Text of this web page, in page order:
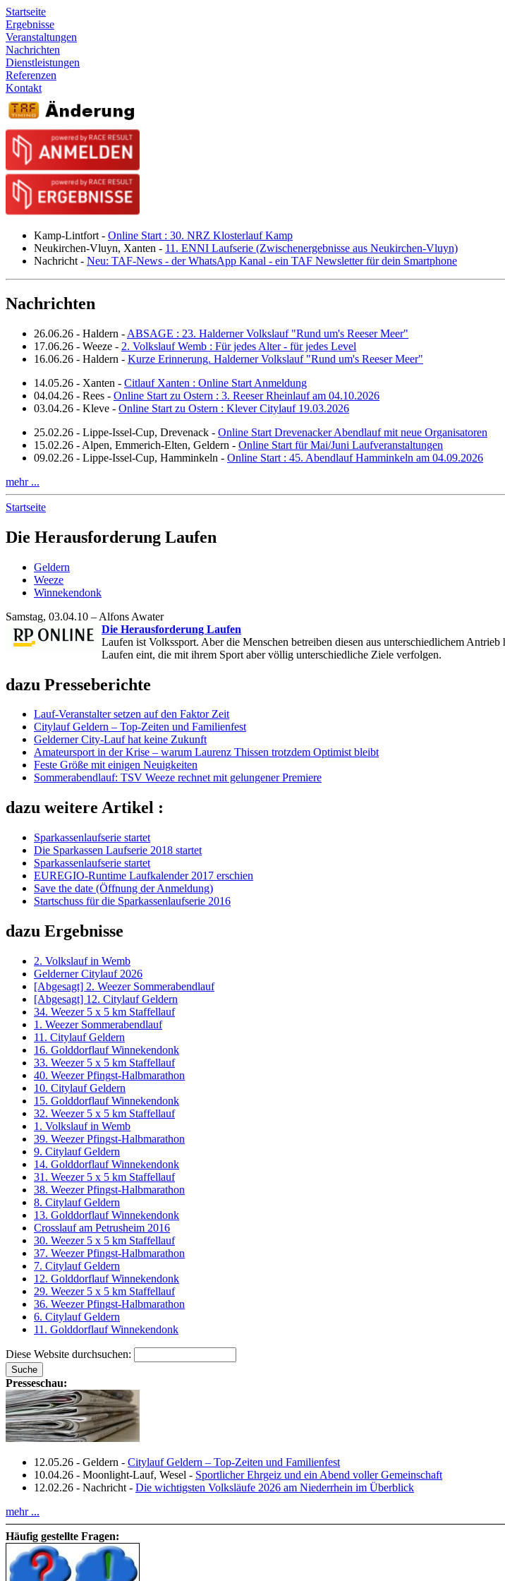
Startseite
Ergebnisse
Veranstaltungen
Nachrichten
Dienstleistungen
Referenzen
Kontakt
Kamp-Lintfort - Online Start : 30. NRZ Klosterlauf Kamp
Neukirchen-Vluyn, Xanten - 11. ENNI Laufserie (Zwischenergebnisse aus Neukirchen-Vluyn)
Nachricht - Neu: TAF-News - der WhatsApp Kanal - ein TAF Newsletter für dein Smartphone
Nachrichten
26.06.26 - Haldern - ABSAGE : 23. Halderner Volkslauf "Rund um's Reeser Meer"
17.06.26 - Weeze - 2. Volkslauf Wemb : Für jedes Alter - für jedes Level
16.06.26 - Haldern - Kurze Erinnerung. Halderner Volkslauf "Rund um's Reeser Meer"
14.05.26 - Xanten - Citlauf Xanten : Online Start Anmeldung
04.04.26 - Rees - Online Start zu Ostern : 3. Reeser Rheinlauf am 04.10.2026
03.04.26 - Kleve - Online Start zu Ostern : Klever Citylauf 19.03.2026
25.02.26 - Lippe-Issel-Cup, Drevenack - Online Start Drevenacker Abendlauf mit neue Organisatoren
15.02.26 - Alpen, Emmerich-Elten, Geldern - Online Start für Mai/Juni Laufveranstaltungen
09.02.26 - Lippe-Issel-Cup, Hamminkeln - Online Start : 45. Abendlauf Hamminkeln am 04.09.2026
mehr ...
Startseite
Die Herausforderung Laufen
Geldern
Weeze
Winnekendonk
Samstag, 03.04.10 – Alfons Awater
Die Herausforderung Laufen
Laufen ist Volkssport. Aber die Menschen betreiben diesen aus unterschiedlichem
Laufen eint, die mit ihrem Sport aber völlig unterschiedliche Ziele verfolgen.
dazu Presseberichte
Lauf-Veranstalter setzen auf den Faktor Zeit
Citylauf Geldern – Top‑Zeiten und Familienfest
Gelderner City-Lauf hat keine Zukunft
Amateursport in der Krise – warum Laurenz Thissen trotzdem Optimist bleibt
Feste Größe mit einigen Neuigkeiten
Sommerabendlauf: TSV Weeze rechnet mit gelungener Premiere
dazu weitere Artikel :
Sparkassenlaufserie startet
Die Sparkassen Laufserie 2018 startet
Sparkassenlaufserie startet
EUREGIO-Runtime Laufkalender 2017 erschien
Save the date (Öffnung der Anmeldung)
Startschuss für die Sparkassenlaufserie 2016
dazu Ergebnisse
2. Volkslauf in Wemb
Gelderner Citylauf 2026
[Abgesagt] 2. Weezer Sommerabendlauf
[Abgesagt] 12. Citylauf Geldern
34. Weezer 5 x 5 km Staffellauf
1. Weezer Sommerabendlauf
11. Citylauf Geldern
16. Golddorflauf Winnekendonk
33. Weezer 5 x 5 km Staffellauf
40. Weezer Pfingst-Halbmarathon
10. Citylauf Geldern
15. Golddorflauf Winnekendonk
32. Weezer 5 x 5 km Staffellauf
1. Volkslauf in Wemb
39. Weezer Pfingst-Halbmarathon
9. Citylauf Geldern
14. Golddorflauf Winnekendonk
31. Weezer 5 x 5 km Staffellauf
38. Weezer Pfingst-Halbmarathon
8. Citylauf Geldern
13. Golddorflauf Winnekendonk
Crosslauf am Petrusheim 2016
30. Weezer 5 x 5 km Staffellauf
37. Weezer Pfingst-Halbmarathon
7. Citylauf Geldern
12. Golddorflauf Winnekendonk
29. Weezer 5 x 5 km Staffellauf
36. Weezer Pfingst-Halbmarathon
6. Citylauf Geldern
11. Golddorflauf Winnekendonk
Diese Website durchsuchen:
Presseschau:
12.05.26 - Geldern - Citylauf Geldern – Top‑Zeiten und Familienfest
10.04.26 - Moonlight-Lauf, Wesel - Sportlicher Ehrgeiz und ein Abend voller Gemeinschaft
12.02.26 - Nachricht - Die wichtigsten Volksläufe 2026 am Niederrhein im Überblick
mehr ...
Häufig gestellte Fragen: